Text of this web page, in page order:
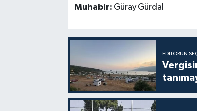
Muhabir: Güray Gürdal
EDITÖRÜN